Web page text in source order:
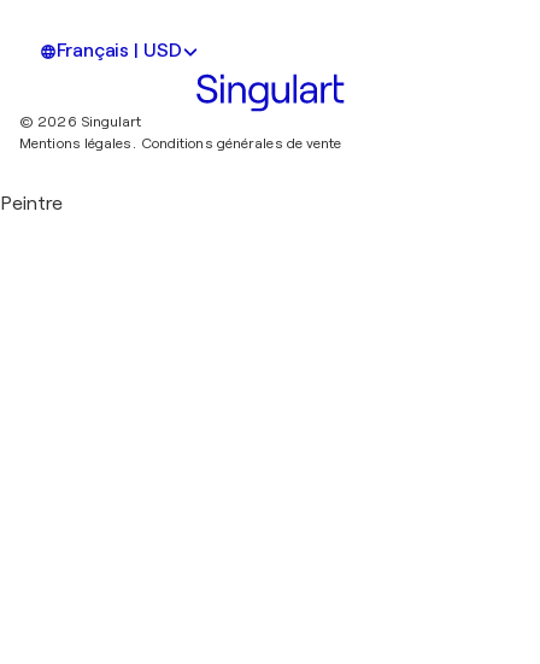
Français | USD
© 2026 Singulart
Mentions légales. Conditions générales de vente
Peintre